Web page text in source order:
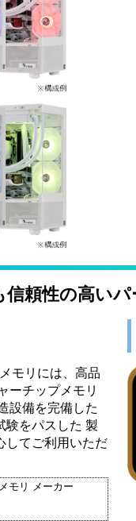
頼性の高い
モリには、高品
ーチップメモリ
設備を完備した
験をパスした 製
してご利用いただ
モリ メーカー